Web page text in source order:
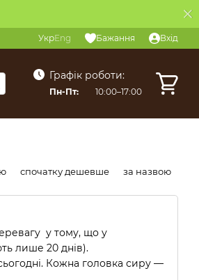
УкрEng Бажання Вхід
Графік роботи:
Пн-Пт: 10:00–17:00
спочатку дешевше за назвою
у тому, що у
лише 20 днів).
Кожна головка сиру —